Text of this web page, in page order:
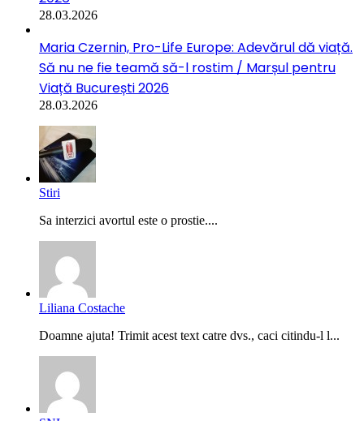
28.03.2026
Maria Czernin, Pro-Life Europe: Adevărul dă viață.
Să nu ne fie teamă să-l rostim / Marșul pentru
Viață București 2026
28.03.2026
Stiri
Sa interzici avortul este o prostie....
Liliana Costache
Doamne ajuta! Trimit acest text catre dvs., caci citindu-l l...